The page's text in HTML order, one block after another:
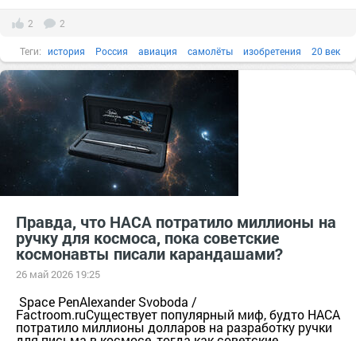
2 2
Теги: история Россия авиация самолёты изобретения 20 век
известные люди Царская Россия
Факты в картинках Все факты
Правда, что НАСА потратило миллионы на
ручку для космоса, пока советские
космонавты писали карандашами?
26 май 2026 19:25
Space PenAlexander Svoboda /
Factroom.ruСуществует популярный миф, будто НАСА
потратило миллионы долларов на разработку ручки